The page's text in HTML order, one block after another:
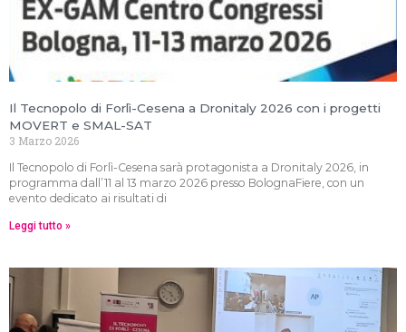
Il Tecnopolo di Forlì-Cesena a Dronitaly 2026 con i progetti
MOVERT e SMAL-SAT
3 Marzo 2026
Il Tecnopolo di Forlì-Cesena sarà protagonista a Dronitaly 2026, in
programma dall’11 al 13 marzo 2026 presso BolognaFiere, con un
evento dedicato ai risultati di
Leggi tutto »